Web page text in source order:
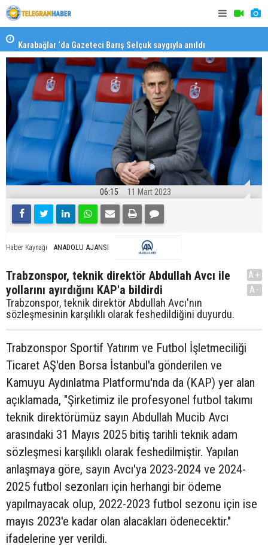
Karabağlar ‘da Gazeteci Barış Selçuk saygıyla anıldı
06:15 11 Mart 2023
Haber Kaynağı ANADOLU AJANSI
Trabzonspor, teknik direktör Abdullah Avcı ile
yollarını ayırdığını KAP'a bildirdi
Trabzonspor, teknik direktör Abdullah Avcı'nın
sözleşmesinin karşılıklı olarak feshedildiğini duyurdu.
A+
A-
Trabzonspor Sportif Yatırım ve Futbol İşletmeciliği
Ticaret AŞ'den Borsa İstanbul'a gönderilen ve
Kamuyu Aydınlatma Platformu'nda da (KAP) yer alan
açıklamada, "Şirketimiz ile profesyonel futbol takımı
teknik direktörümüz sayın Abdullah Mucib Avcı
arasındaki 31 Mayıs 2025 bitiş tarihli teknik adam
sözleşmesi karşılıklı olarak feshedilmiştir. Yapılan
anlaşmaya göre, sayın Avcı'ya 2023-2024 ve 2024-
2025 futbol sezonları için herhangi bir ödeme
yapılmayacak olup, 2022-2023 futbol sezonu için ise
mayıs 2023'e kadar olan alacakları ödenecektir."
ifadelerine yer verildi.